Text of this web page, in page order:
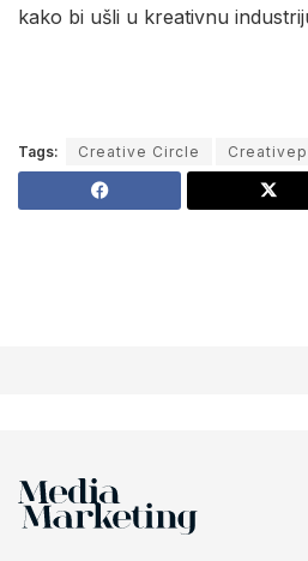
kako bi ušli u kreativnu
Tags: Creative Circle